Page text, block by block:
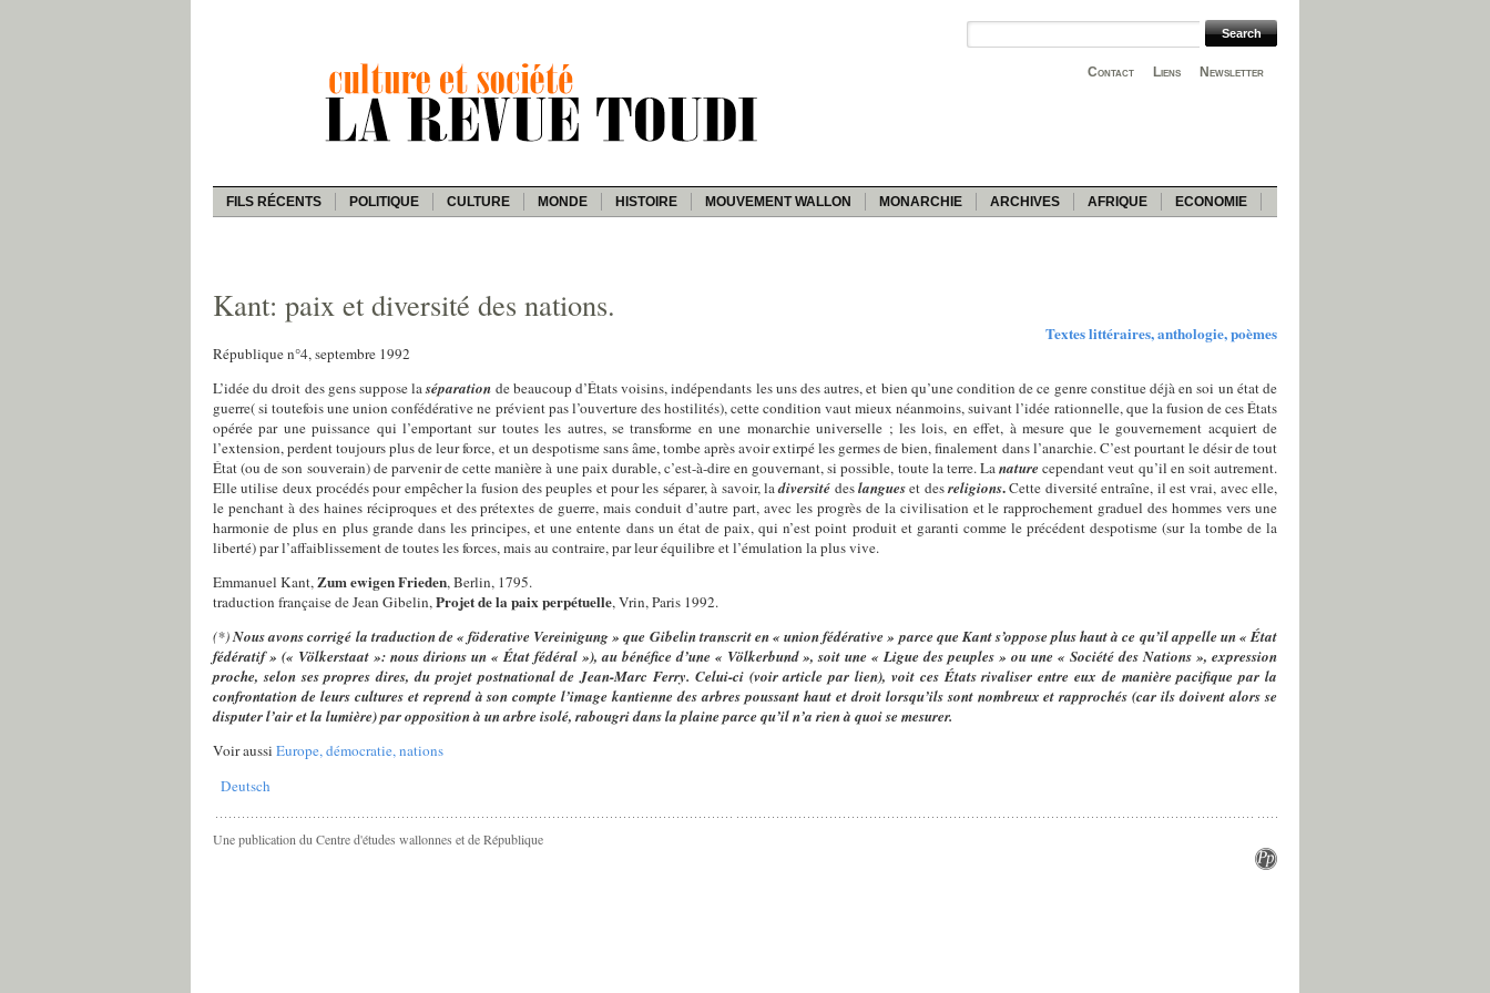
Newsletter
Liens
Contact
FILS RÉCENTS POLITIQUE CULTURE MONDE HISTOIRE MOUVEMENT WALLON MONARCHIE ARCHIVES AFRIQUE ECONOMIE
Kant: paix et diversité des nations.
Textes littéraires, anthologie, poèmes
République n°4, septembre 1992
L’idée du droit des gens suppose laséparation de beaucoup d’États voisins, indépendants les uns des autres, et bien qu’une condition de ce genre constitue déjà en soi un état de
guerre( si toutefois une union confédérative ne prévient pas l’ouverture des hostilités), cette condition vaut mieux néanmoins, suivant l’idée rationnelle, que la fusion de ces États
opérée par une puissance qui l’emportant sur toutes les autres, se transforme en une monarchie universelle ; les lois, en effet, à mesure que le gouvernement acquiert de
l’extension, perdent toujours plus de leur force, et un despotisme sans âme, tombe après avoir extirpé les germes de bien, finalement dans l’anarchie. C’est pourtant le désir de tout
État (ou de son souverain) de parvenir de cette manière à une paix durable, c’est-à-dire en gouvernant, si possible, toute la terre. Lanaturecependant veut qu’il en soit autrement.
Elle utilise deux procédés pour empêcher la fusion des peuples et pour les séparer, à savoir, ladiversité deslangueset desreligions.Cette diversité entraîne, il est vrai, avec elle,
le penchant à des haines réciproques et des prétextes de guerre, mais conduit d’autre part, avec les progrès de la civilisation et le rapprochement graduel des hommes vers une
harmonie de plus en plus grande dans les principes, et une entente dans un état de paix, qui n’est point produit et garanti comme le précédent despotisme (sur la tombe de la
liberté) par l’affaiblissement de toutes les forces, mais au contraire, par leur équilibre et l’émulation la plus vive.
Emmanuel Kant,Zum ewigen Frieden, Berlin, 1795.
traduction française de Jean Gibelin,Projet de la paix perpétuelle, Vrin, Paris 1992.
(*)Nous avons corrigé la traduction de «föderative Vereinigung»que Gibelin transcrit en «union fédérative» parce que Kant s’oppose plus haut à ce qu’il appelle un «État
fédératif» (« Völkerstaat»: nous dirions un «État fédéral»), au bénéfice d’une « Völkerbund», soit une «Ligue des peuples » ou une «Société des Nations », expression
proche, selon ses propres dires, du projet postnational de Jean-Marc Ferry. Celui-ci (voir article par lien), voit ces États rivaliser entre eux de manière pacifique par la
confrontation de leurs cultures et reprend à son compte l’image kantienne des arbres poussant haut et droit lorsqu’ils sont nombreux et rapprochés (car ils doivent alors se
disputer l’air et la lumière) par opposition à un arbre isolé, rabougri dans la plaine parce qu’il n’a rien à quoi se mesurer.
Voir aussi Europe, démocratie, nations
Deutsch
Une publication du Centre d'études wallonnes et de République